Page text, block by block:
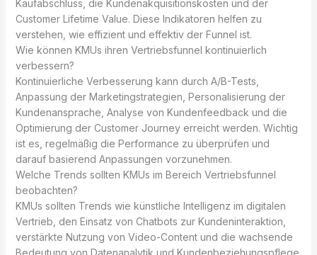
Kaufabschluss, die Kundenakquisitionskosten und der
Customer Lifetime Value. Diese Indikatoren helfen zu
verstehen, wie effizient und effektiv der Funnel ist.
Wie können KMUs ihren Vertriebsfunnel kontinuierlich
verbessern?
Kontinuierliche Verbesserung kann durch A/B-Tests,
Anpassung der Marketingstrategien, Personalisierung der
Kundenansprache, Analyse von Kundenfeedback und die
Optimierung der Customer Journey erreicht werden. Wichtig
ist es, regelmäßig die Performance zu überprüfen und
darauf basierend Anpassungen vorzunehmen.
Welche Trends sollten KMUs im Bereich Vertriebsfunnel
beobachten?
KMUs sollten Trends wie künstliche Intelligenz im digitalen
Vertrieb, den Einsatz von Chatbots zur Kundeninteraktion,
verstärkte Nutzung von Video-Content und die wachsende